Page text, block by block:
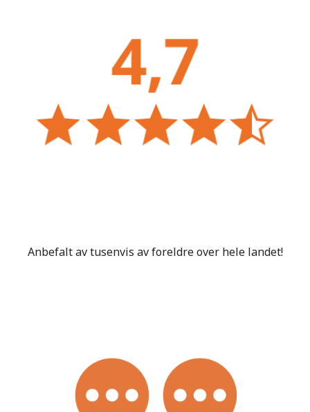
Anbefalt av tusenvis av foreldre over hele landet!